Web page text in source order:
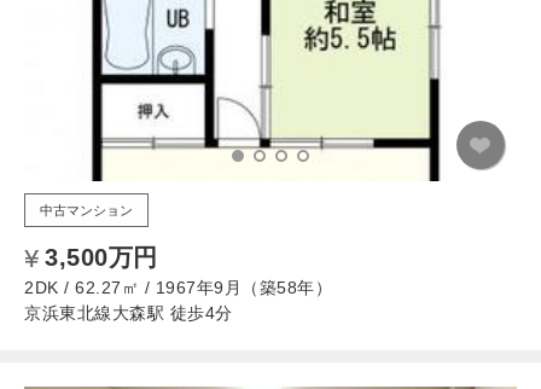
中古マンション
3,500万円
2DK / 62.27㎡ / 1967年9月（築58年）
京浜東北線大森駅 徒歩4分